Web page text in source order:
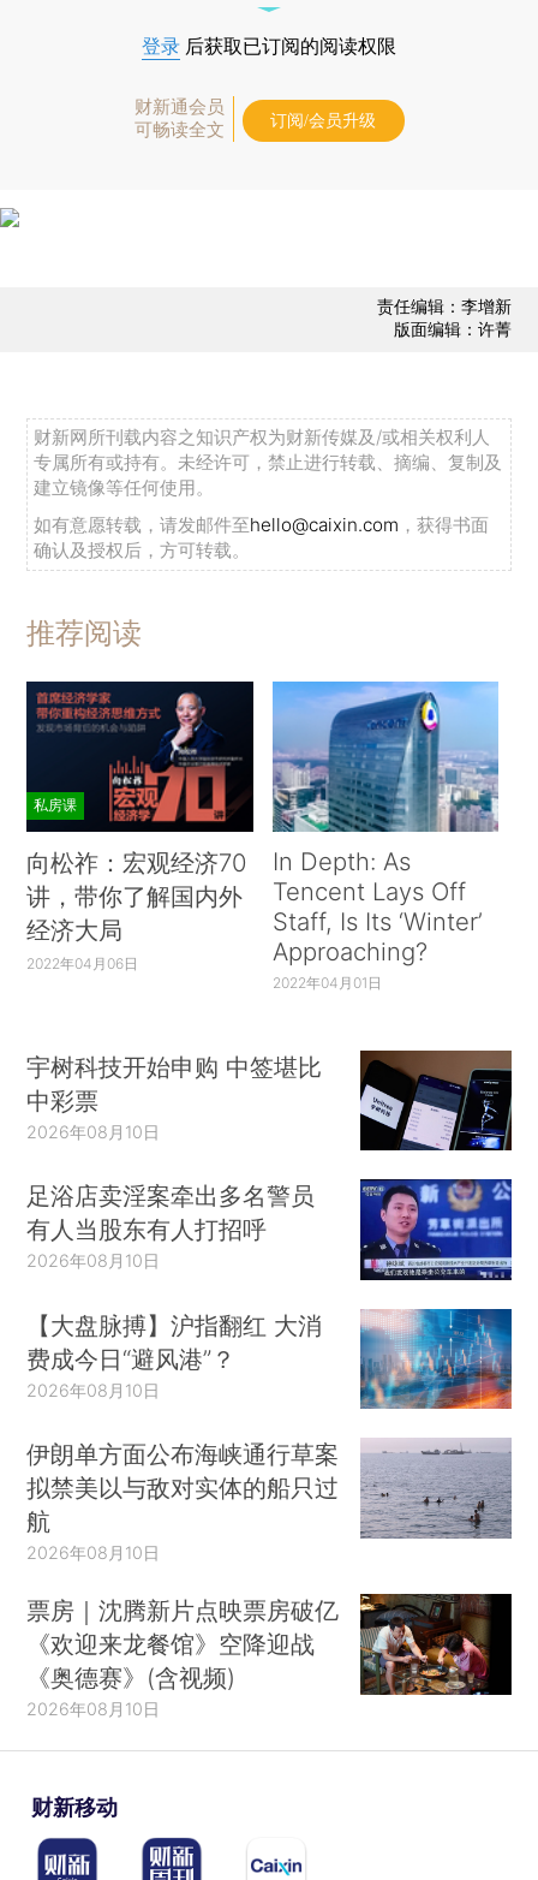
登录 后获取已订阅的阅读权限
财新通会员
可畅读全文
订阅/会员升级
责任编辑：李增新
版面编辑：许菁
财新网所刊载内容之知识产权为财新传媒及/或相关权利人
专属所有或持有。未经许可，禁止进行转载、摘编、复制及
建立镜像等任何使用。
如有意愿转载，请发邮件至hello@caixin.com ，获得书面
确认及授权后，方可转载。
推荐阅读
私房课
向松祚：宏观经济70
讲，带你了解国内外
经济大局
2022年04月06日
In Depth: As
Tencent Lays Off
Staff, Is Its ‘Winter’
Approaching?
2022年04月01日
宇树科技开始申购 中签堪比
中彩票
2026年08月10日
足浴店卖淫案牵出多名警员
有人当股东有人打招呼
2026年08月10日
【大盘脉搏】沪指翻红 大消
费成今日“避风港”？
2026年08月10日
伊朗单方面公布海峡通行草案
拟禁美以与敌对实体的船只过
航
2026年08月10日
票房｜沈腾新片点映票房破亿
《欢迎来龙餐馆》空降迎战
《奥德赛》(含视频)
2026年08月10日
财新移动